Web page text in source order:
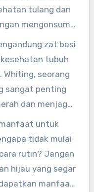
tulang dan
mengonsumsi
kebutuhan
zat besi
tubuh
Whiting, seorang
sangat penting
dan menjaga
tetap kuat.
hijau, Anda bisa
dan seng yang
Anda.
untuk
tidak mulai
rutin? Jangan
hijau yang segar
manfaat